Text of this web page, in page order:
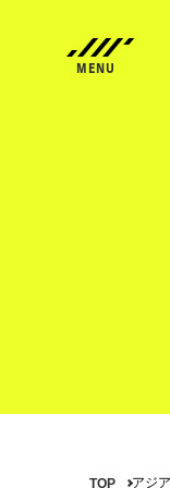
TOP アジ